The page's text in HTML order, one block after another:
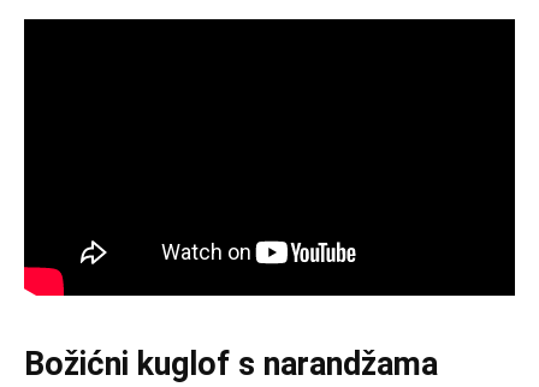
Božićni kuglof s narandžama